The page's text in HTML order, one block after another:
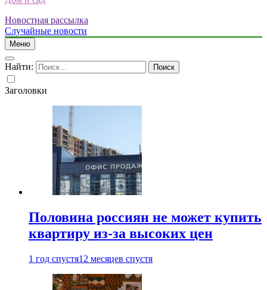
Новостная рассылка
Случайные новости
Меню
Найти:
Заголовки
Половина россиян не может купить
квартиру из-за высоких цен
1 год спустя12 месяцев спустя